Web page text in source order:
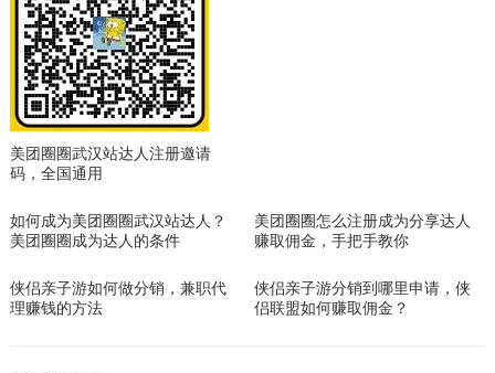
美团圈圈武汉站达人注册邀请
码，全国通用
如何成为美团圈圈武汉站达人？
美团圈圈成为达人的条件
美团圈圈怎么注册成为分享达人
赚取佣金，手把手教你
侠侣亲子游如何做分销，兼职代
理赚钱的方法
侠侣亲子游分销到哪里申请，侠
侣联盟如何赚取佣金？